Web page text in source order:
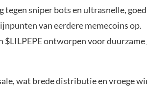
sniper bots en ultrasnelle,
van eerdere memecoins op.
ontworpen voor duurzame
wat brede distributie en vroege